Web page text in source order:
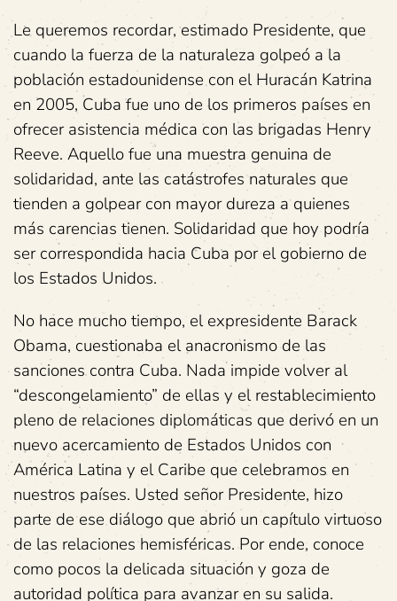
Le queremos recordar, estimado Presidente, que
cuando la fuerza de la naturaleza golpeó a la
población estadounidense con el Huracán Katrina
en 2005, Cuba fue uno de los primeros países en
ofrecer asistencia médica con las brigadas Henry
Reeve. Aquello fue una muestra genuina de
solidaridad, ante las catástrofes naturales que
tienden a golpear con mayor dureza a quienes
más carencias tienen. Solidaridad que hoy podría
ser correspondida hacia Cuba por el gobierno de
los Estados Unidos.
No hace mucho tiempo, el expresidente Barack
Obama, cuestionaba el anacronismo de las
sanciones contra Cuba. Nada impide volver al
“descongelamiento” de ellas y el restablecimiento
pleno de relaciones diplomáticas que derivó en un
nuevo acercamiento de Estados Unidos con
América Latina y el Caribe que celebramos en
nuestros países. Usted señor Presidente, hizo
parte de ese diálogo que abrió un capítulo virtuoso
de las relaciones hemisféricas. Por ende, conoce
como pocos la delicada situación y goza de
autoridad política para avanzar en su salida.